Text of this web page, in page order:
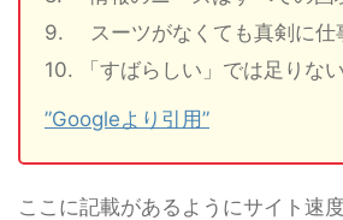
9. スーツがなくても真剣に仕
10. 「すばらしい」では足りない
”Googleより引用”
ここに記載があるようにサイト速